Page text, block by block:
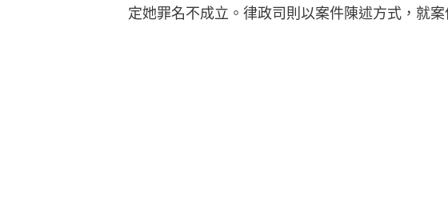
定她罪名不成立。律政司則以案件陳述方式，就案